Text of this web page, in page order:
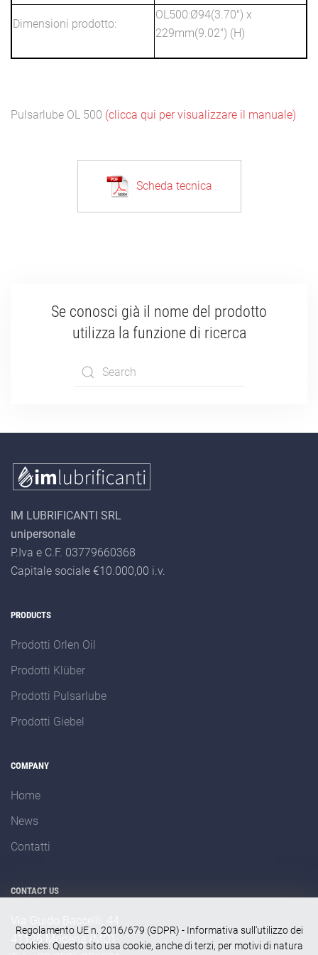
Dimensioni prodotto:
OL500:Ø94(3.70") x
229mm(9.02") (H)
Pulsarlube OL 500 (clicca qui per visualizzare il manuale)
Scheda tecnica
Se conosci già il nome del prodotto
utilizza la funzione di ricerca
results.
IM LUBRIFICANTI SRL
unipersonale
P.Iva e C.F. 03779660368
Capitale sociale €10.000,00 i.v.
PRODUCTS
Prodotti Orlen Oil
Prodotti Klüber
Prodotti Pulsarlube
Prodotti Giebel
COMPANY
Home
News
Contatti
CONTACT US
41126 Modena (MO)
Regolamento UE n. 2016/679 (GDPR) - Informativa sull'utilizzo dei
cookies. Questo sito usa cookie, anche di terzi, per motivi di natura